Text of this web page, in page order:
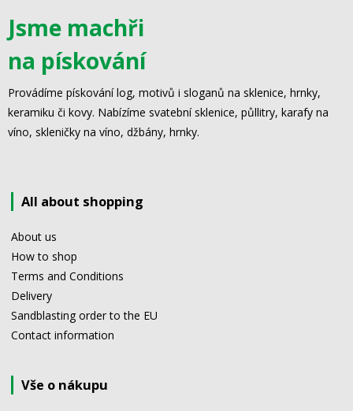
Jsme machři
na pískování
Provádíme pískování log, motivů i sloganů na sklenice, hrnky,
keramiku či kovy. Nabízíme svatební sklenice, půllitry, karafy na
víno, skleničky na víno, džbány, hrnky.
All about shopping
About us
How to shop
Terms and Conditions
Delivery
Sandblasting order to the EU
Contact information
Vše o nákupu